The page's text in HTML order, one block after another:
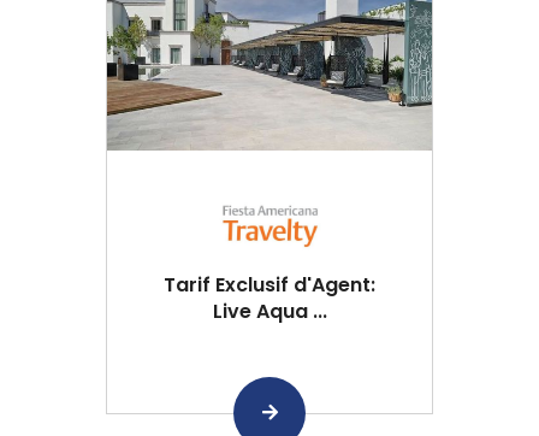
Tarif Exclusif d'Agent:
Live Aqua ...